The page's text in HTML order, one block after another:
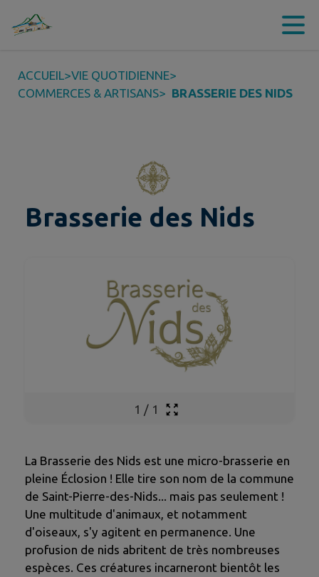
Contenu
ACCUEIL>VIE QUOTIDIENNE>
COMMERCES & ARTISANS> BRASSERIE DES NIDS
Brasserie des Nids
1 / 1
La Brasserie des Nids est une micro-brasserie en
pleine Éclosion ! Elle tire son nom de la commune
de Saint-Pierre-des-Nids... mais pas seulement !
Une multitude d'animaux, et notamment
d'oiseaux, s'y agitent en permanence. Une
profusion de nids abritent de très nombreuses
espèces. Ces créatures incarneront bientôt les